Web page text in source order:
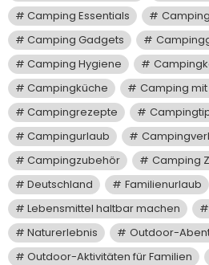
Camping Essentials
Camping Gadgets
Camping Hygiene
Campingküche
Camping mit
Campingrezepte
Campingurlaub
Campingzubehör
Camping
Deutschland
Familienurlaub
Lebensmittel haltbar machen
Naturerlebnis
Outdoor-
Outdoor-Aktivitäten für Familien